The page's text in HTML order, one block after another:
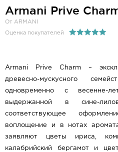
Armani Prive
От ARMANI
Оценка покупателей
Armani Prive Charm –
древесно-мускусного
одновременно с весенне-
выдержанной в сине-
соответствующее
воплощение и в нотах
заявляют цветы ириса,
калабрийский бергамот и